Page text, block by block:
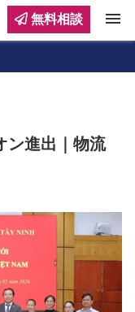
ン進出｜物流
無料相談 menu